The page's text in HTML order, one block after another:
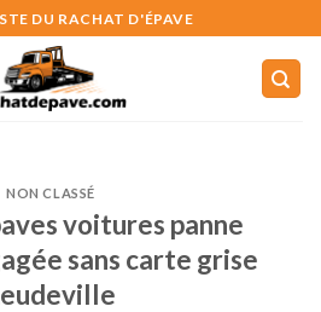
DU RACHAT D'ÉPAVE
NON CLASSÉ
voitures panne
sans carte grise